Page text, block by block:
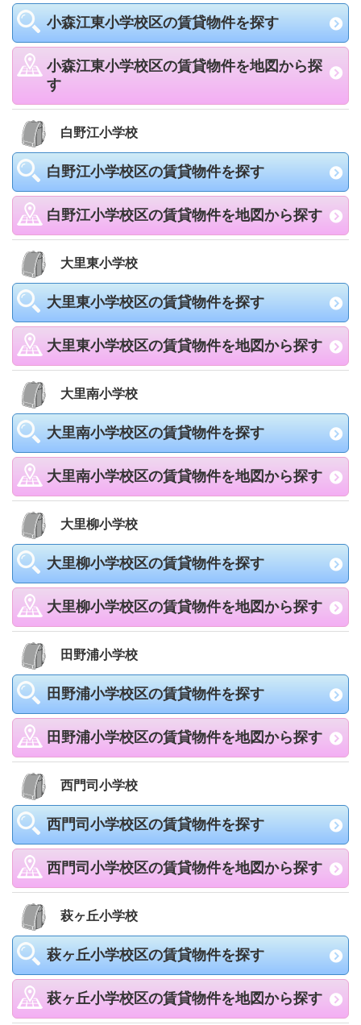
小森江東小学校区の賃貸物件を探す
小森江東小学校区の賃貸物件を地図から探
す
白野江小学校
白野江小学校区の賃貸物件を探す
白野江小学校区の賃貸物件を地図から探す
大里東小学校
大里東小学校区の賃貸物件を探す
大里東小学校区の賃貸物件を地図から探す
大里南小学校
大里南小学校区の賃貸物件を探す
大里南小学校区の賃貸物件を地図から探す
大里柳小学校
大里柳小学校区の賃貸物件を探す
大里柳小学校区の賃貸物件を地図から探す
田野浦小学校
田野浦小学校区の賃貸物件を探す
田野浦小学校区の賃貸物件を地図から探す
西門司小学校
西門司小学校区の賃貸物件を探す
西門司小学校区の賃貸物件を地図から探す
萩ヶ丘小学校
萩ヶ丘小学校区の賃貸物件を探す
萩ヶ丘小学校区の賃貸物件を地図から探す